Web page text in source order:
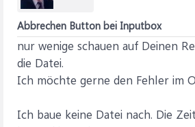
Abbrechen Button bei Inputbox
nur wenige schauen auf Deinen
die Datei.
Ich möchte gerne den Fehler im
Ich baue keine Datei nach. Die